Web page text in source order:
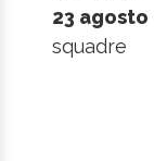
23 agosto
squadre